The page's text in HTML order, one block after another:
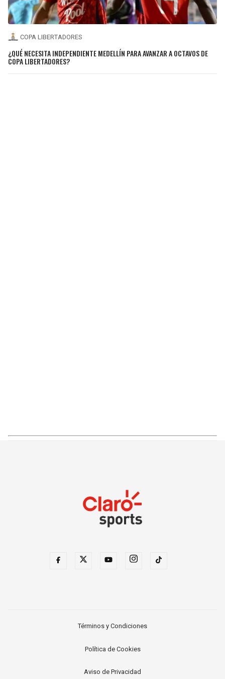
COPA LIBERTADORES
¿QUÉ NECESITA INDEPENDIENTE MEDELLÍN PARA AVANZAR A OCTAVOS DE
COPA LIBERTADORES?
Términos y Condiciones
Política de Cookies
Aviso de Privacidad